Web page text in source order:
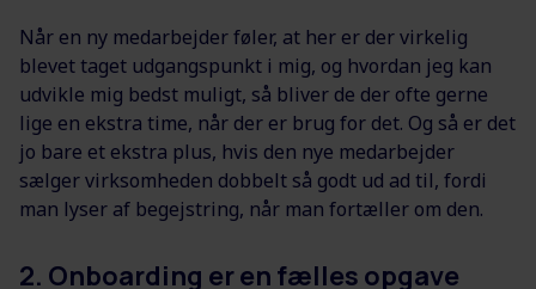
Når en ny medarbejder føler, at her er der virkelig
blevet taget udgangspunkt i mig, og hvordan jeg kan
udvikle mig bedst muligt, så bliver de der ofte gerne
lige en ekstra time, når der er brug for det. Og så er det
jo bare et ekstra plus, hvis den nye medarbejder
sælger virksomheden dobbelt så godt ud ad til, fordi
man lyser af begejstring, når man fortæller om den.
2. Onboarding er en fælles opgave